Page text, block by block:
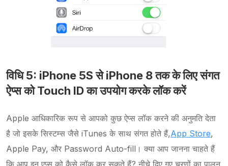
विधि 5: iPhone 5S से iPhone 8 तक के लिए संगत
ऐप्स को Touch ID का उपयोग करके लॉक करें
Apple आधिकारिक रूप से आपको कुछ ऐप्स लॉक करने की अनुमति देता
है जो इसके सिस्टम्स जैसे iTunes के साथ संगत होते हैं,App Store,
Apple Pay, और Password Auto-fill। क्या आप जानना चाहते हैं